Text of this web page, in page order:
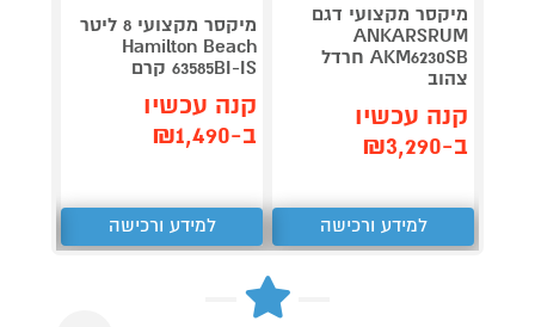
מיקסר מקצועי דגם
ANKARSRUM
AKM6230SB חרדל
צהוב
קנה עכשיו
ב-₪3,290
למידע ורכישה
מיקסר מקצועי 8 ליטר
Hamilton Beach
63585BI-IS קרם
קנה עכשיו
ב-₪1,490
למידע ורכישה